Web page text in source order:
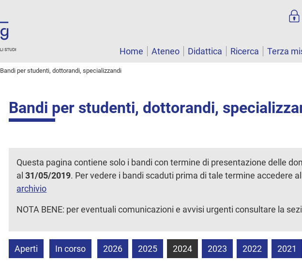
Home
Ateneo Didattica Ricerca Terza
Bandi per studenti, dottorandi, specializzandi
Bandi per studenti, dottorandi,
Questa pagina contiene solo i bandi con termine di presentazione delle
al31/05/2019. Per vedere i bandi scaduti prima di tale termine accedere
archivio
NOTA BENE: per eventuali comunicazioni e avvisi urgenti consultare la
Aperti In corso 2026 2025 2024 2023 2022 2021